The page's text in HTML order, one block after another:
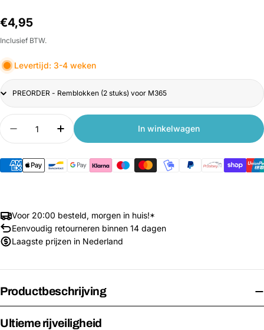
Normale
prijs
€4,95
Inclusief BTW.
Levertijd: 3-4 weken
Title
Aantal
Aantal verlagen voor Remschijfblokken voor
Aantal verhogen voor
In winkelwagen
Voor 20:00 besteld, morgen in huis!*
Eenvoudig retourneren binnen 14 dagen
Laagste prijzen in Nederland
Productbeschrijving
Ultieme rijveiligheid